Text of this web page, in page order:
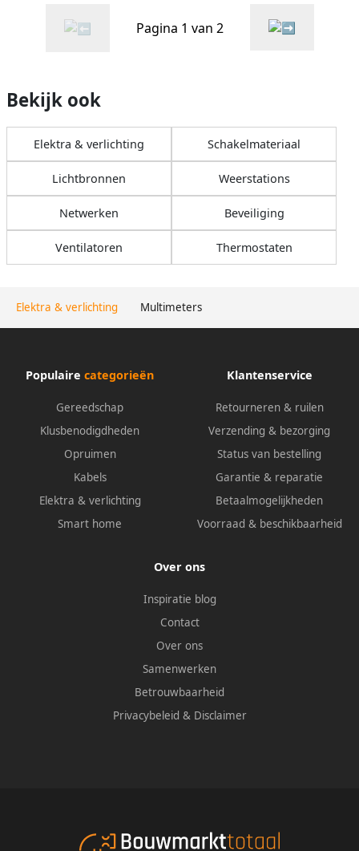
Elektra & verlichting Multimeters
Pagina 1 van 2
Bekijk ook
Elektra & verlichting Schakelmateriaal
Lichtbronnen Weerstations
Netwerken Beveiliging
Ventilatoren Thermostaten
Populaire categorieën
Gereedschap
Klusbenodigdheden
Opruimen
Kabels
Elektra & verlichting
Smart home
Klantenservice
Retourneren & ruilen
Verzending & bezorging
Status van bestelling
Garantie & reparatie
Betaalmogelijkheden
Voorraad & beschikbaarheid
Over ons
Inspiratie blog
Contact
Over ons
Samenwerken
Betrouwbaarheid
Privacybeleid & Disclaimer